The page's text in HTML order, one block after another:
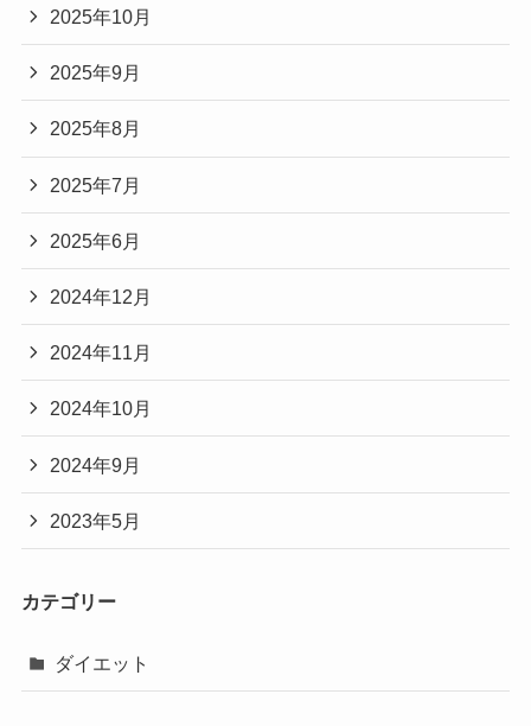
2025年10月
2025年9月
2025年8月
2025年7月
2025年6月
2024年12月
2024年11月
2024年10月
2024年9月
2023年5月
カテゴリー
ダイエット